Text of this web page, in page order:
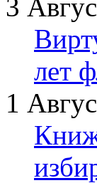
3
лет
1